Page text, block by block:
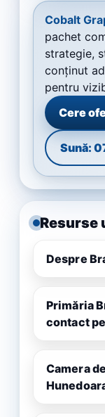
Cobalt
pachet
strategie,
conținut
pentru
Cere
Sună:
Resurse
Despre
Primăria
contact
Camera